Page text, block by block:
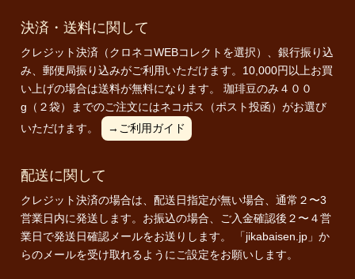
決済・送料に関して
クレジット決済（クロネコWEBコレクトを選択）、銀行振り込
み、郵便局振り込みがご利用いただけます。10,000円以上お買
い上げの場合は送料が無料になります。 珈琲豆のみ４００
g（２袋）までのご注文にはネコポス（ポスト投函）がお選び
いただけます。
→ご利用ガイド
配送に関して
クレジット決済の場合は、配送日指定が無い場合、通常２〜3
営業日内に発送します。お振込の場合、ご入金確認後２〜４営
業日で発送日確認メールをお送りします。 「jikabaisen.jp」か
らのメールを受け取れるようにご設定をお願いします。